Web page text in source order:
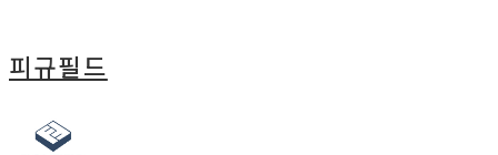
피규필드